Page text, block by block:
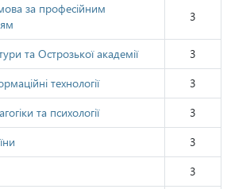
за професійним
3
та Острозької академії
3
технології
3
та психології
3
3
3